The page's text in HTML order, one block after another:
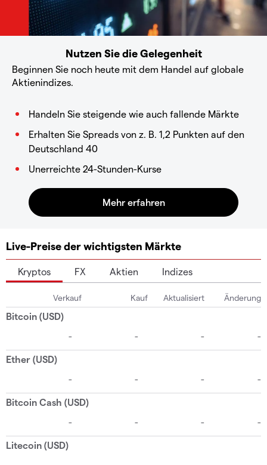
Nutzen Sie die Gelegenheit
Beginnen Sie noch heute mit dem Handel auf globale
Aktienindizes.
Handeln Sie steigende wie auch fallende Märkte
Erhalten Sie Spreads von z. B. 1,2 Punkten auf den
Deutschland 40
Unerreichte 24-Stunden-Kurse
Live-Preise der wichtigsten Märkte
Kryptos FX Aktien Indizes